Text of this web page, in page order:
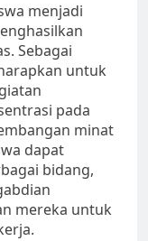
menjadi
Sebagai
untuk
pada
minat
dapat
bidang,
mereka untuk